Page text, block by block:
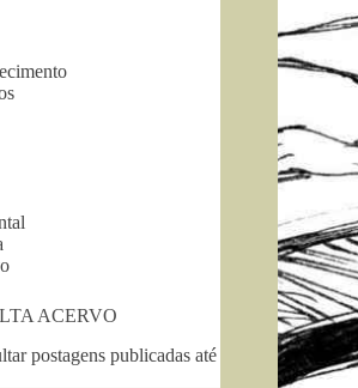
ACERVO
postagens publicadas até